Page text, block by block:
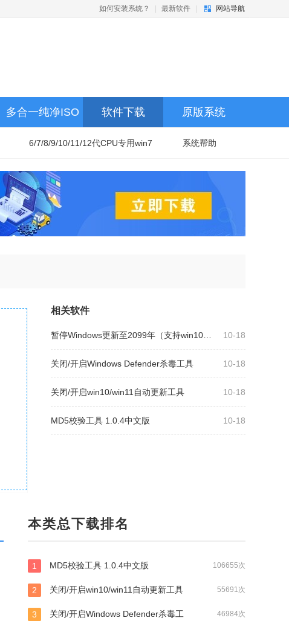
如何安装系统？ 最新软件 网站导航
多合一纯净ISO 软件下载 原版系统
6/7/8/9/10/11/12代CPU专用win7 系统帮助
相关软件
10-18
10-18
关闭/开启Windows Defender杀毒工具
10-18
关闭/开启win10/win11自动更新工具
10-18
MD5校验工具 1.0.4中文版
本类总下载排名
106655次
1 MD5校验工具 1.0.4中文版
55691次
2 关闭/开启win10/win11自动更新工具
46984次
3 关闭/开启Windows Defender杀毒工